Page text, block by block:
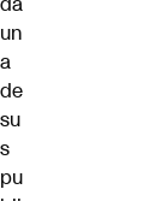
un
a
de
su
s
pu